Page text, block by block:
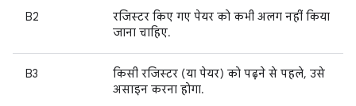
B2
रजिस्टर किए गए पेयर को कभी अलग नहीं किया
जाना चाहिए.
B3
किसी रजिस्टर (या पेयर) को पढ़ने से पहले, उसे
असाइन करना होगा.